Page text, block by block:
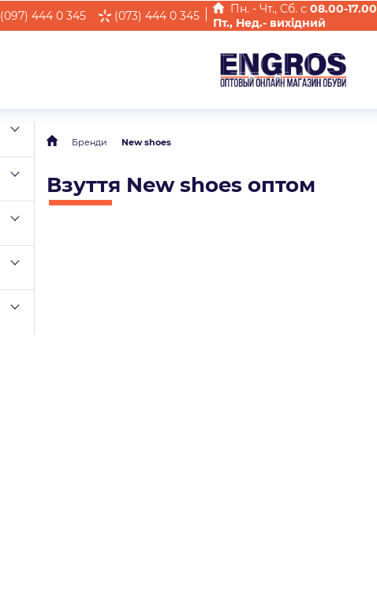
(097) 444 0 345 (073) 444 0 345 Пн. - Чт., Cб. с 08.00-17.00
Пт., Нед.- вихідний
Бренди New shoes
Взуття New shoes оптом